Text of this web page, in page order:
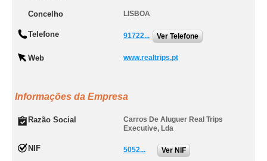
Concelho LISBOA
Telefone 91722... Ver Telefone
Web www.realtrips.pt
Informações da Empresa
Razão Social
Carros De Aluguer Real Trips
Executive, Lda
NIF 5052... Ver NIF